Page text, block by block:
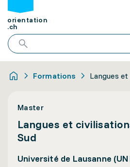
orientation
.ch
Formations Langues
Master
Langues et
Sud
Université de Lausanne